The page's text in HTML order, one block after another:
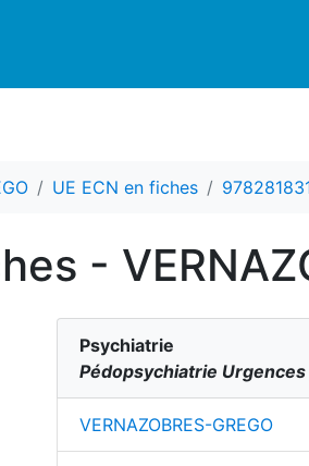
UE ECN en fiches
-
Psychiatrie
Pédopsychiatrie
VERNAZOBRES-GREGO